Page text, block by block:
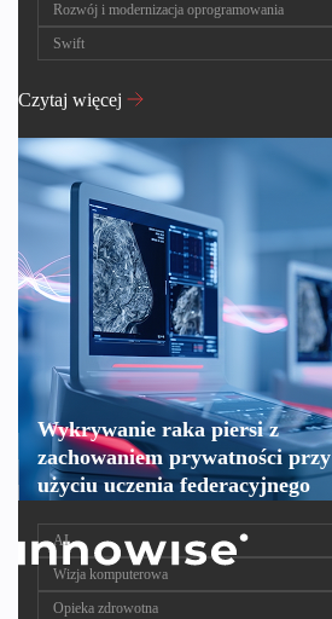
Rozwój i modernizacja oprogramowania
Swift
Czytaj więcej
Wykrywanie raka piersi z
zachowaniem prywatności przy
użyciu uczenia federacyjnego
AI
Wizja komputerowa
Opieka zdrowotna